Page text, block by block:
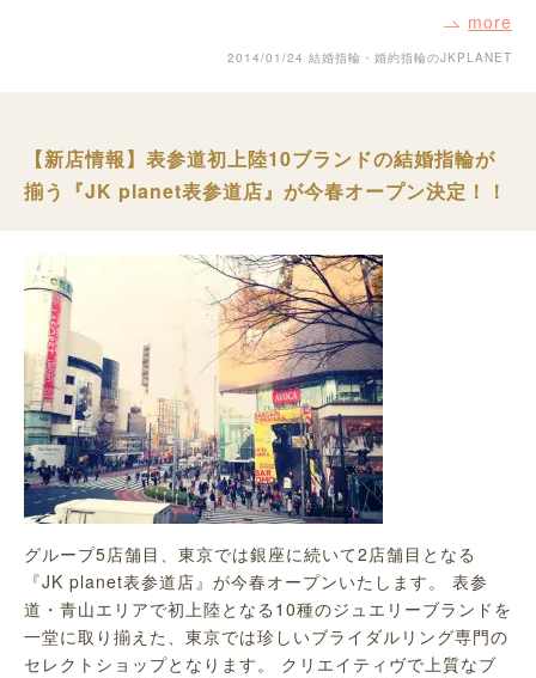
more
2014/01/24 結婚指輪・婚約指輪のJKPLANET
【新店情報】表参道初上陸10ブランドの結婚指輪が
揃う『JK planet表参道店』が今春オープン決定！！
グループ5店舗目、東京では銀座に続いて2店舗目となる
『JK planet表参道店』が今春オープンいたします。 表参
道・青山エリアで初上陸となる10種のジュエリーブランドを
一堂に取り揃えた、東京では珍しいブライダルリング専門の
セレクトショップとなります。 クリエイティヴで上質なブ